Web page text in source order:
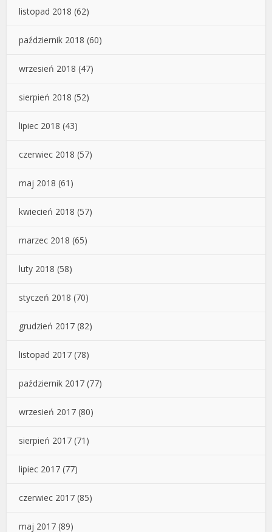
listopad 2018 (62)
październik 2018 (60)
wrzesień 2018 (47)
sierpień 2018 (52)
lipiec 2018 (43)
czerwiec 2018 (57)
maj 2018 (61)
kwiecień 2018 (57)
marzec 2018 (65)
luty 2018 (58)
styczeń 2018 (70)
grudzień 2017 (82)
listopad 2017 (78)
październik 2017 (77)
wrzesień 2017 (80)
sierpień 2017 (71)
lipiec 2017 (77)
czerwiec 2017 (85)
maj 2017 (89)